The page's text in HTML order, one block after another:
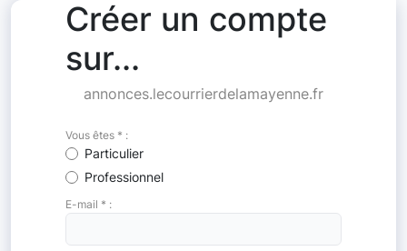
Créer un compte
sur...
annonces.lecourrierdelamayenne.fr
Vous êtes * :
Particulier
Professionnel
E-mail * :